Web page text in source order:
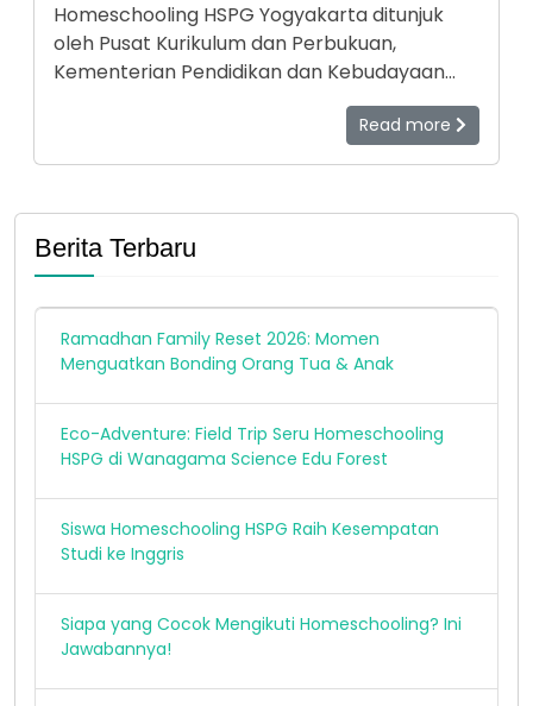
Homeschooling HSPG Yogyakarta ditunjuk
oleh Pusat Kurikulum dan Perbukuan,
Kementerian Pendidikan dan Kebudayaan
(Kemdikbud) RI menjadi salah satu model
pendidikan nonformal (homeschooling) di
Indonesia. Untuk mengetahui keunggulan-
Kurikulum dan Perbukuan melakukan
identifikasi ke HSPG, 19-21 April 2021.
Read more
Berita Terbaru
Ramadhan Family Reset 2026: Momen
Menguatkan Bonding Orang Tua & Anak
Eco-Adventure: Field Trip Seru Homeschooling
HSPG di Wanagama Science Edu Forest
Siswa Homeschooling HSPG Raih Kesempatan
Studi ke Inggris
Siapa yang Cocok Mengikuti Homeschooling? Ini
Jawabannya!